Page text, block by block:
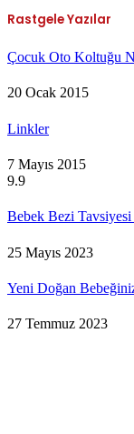
Rastgele Yazılar
Çocuk Oto Koltuğu
20 Ocak 2015
Linkler
7 Mayıs 2015
9.9
Bebek Bezi
25 Mayıs 2023
Yeni Doğan
27 Temmuz 2023